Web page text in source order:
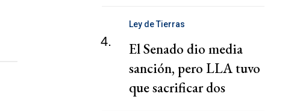
4.
Ley de Tierras
El Senado dio media
sanción, pero LLA tuvo
que sacrificar dos